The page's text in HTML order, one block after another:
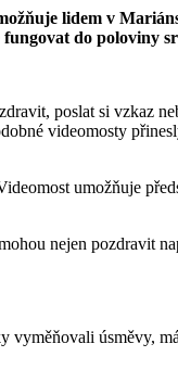
lidem v
fungovat do poloviny
poslat si vzkaz
videomosty
umožňuje
nejen pozdravit
úsměvy,